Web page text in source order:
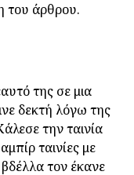
του άρθρου.
της σε μια
δεκτή λόγω της
την ταινία
ταινίες με
τον έκανε